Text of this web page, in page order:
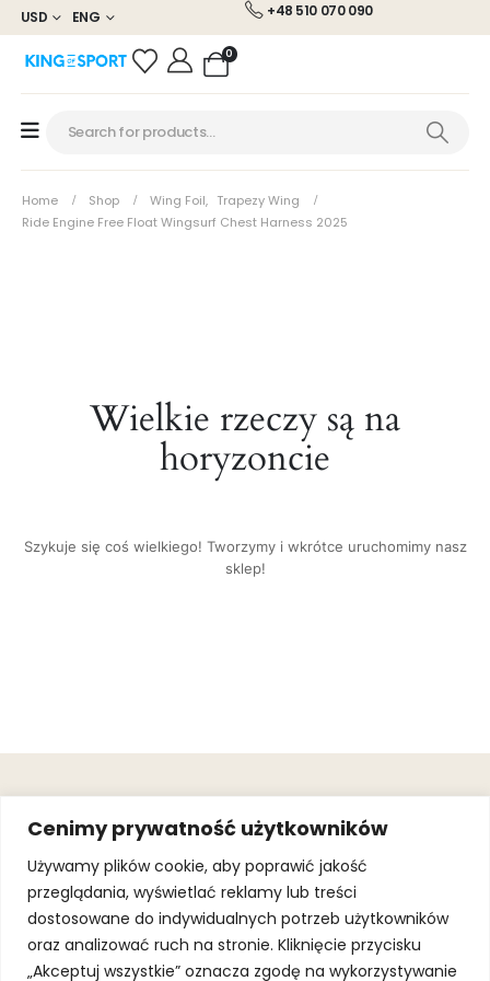
Cenimy prywatność użytkowników
Używamy plików cookie, aby poprawić jakość
przeglądania, wyświetlać reklamy lub treści
dostosowane do indywidualnych potrzeb użytkowników
oraz analizować ruch na stronie. Kliknięcie przycisku
„Akceptuj wszystkie” oznacza zgodę na wykorzystywanie
USD ENG +48 510 070 090
0
Home Shop Wing Foil, Trapezy Wing
Ride Engine Free Float Wingsurf Chest Harness 2025
Wielkie rzeczy są na
horyzoncie
Szykuje się coś wielkiego! Tworzymy i wkrótce uruchomimy nasz
sklep!
+48 510 070
090
SOLEC 81B LOK.
A66,
WARSZAWA
JOIN OUR
MAILING
By subscribing,
you agree to
ourTerms of
UseandPrivacy
OBSŁUGA
KLIENTA
Gwarancja
.
.